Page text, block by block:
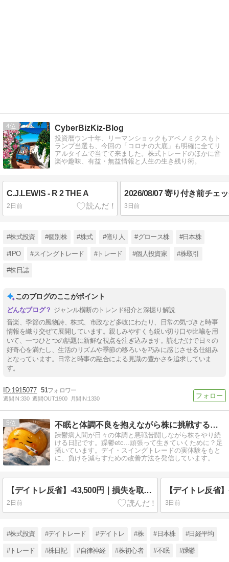
4 CyberBizKiz-Blog
投資暦ウン十年、リーマンショックもアベノミクスもト
ランプ当選も、今回の「コロナの大底」も明確に全てリ
アルタイムで当てて来ました。株式トレードのほかに音
楽や趣味、有益・無益情報と人生の生き残り術。
C.J.LEWIS - R 2 THE A
2日前
2026/08/07 寄り付き前チェ
3日前
#株式投資 #個別株 #株式 #億り人 #グロース株 #日本株
#IPO #スイングトレード #トレード #個人投資家 #株取引
#株日誌
このブログのここがポイント
ジャンル横断のトレンド紹介と深掘り解説
音楽、季節の風物詩、株式、市政など多岐にわたり、日常の気づきと時事
情報を織り交ぜて展開しています。親しみやすくも鋭い切り口や比喩を用
いて、一つひとつの話題に新鮮な視点を注ぎ込みます。読むだけで日々の
好奇心を満たし、生活のリズムや季節の移ろいを巧みに感じさせる仕組み
となっています。日常と時事の融合による見識の豊かさを追求していま
す。
1915077 51
週間IN:330 週間OUT:1900 月間IN:1330
5 不眠と体調不良を抱えながら株に挑戦する話 〜負け検証記録〜
躁鬱病人間が日々の体調と悪戦苦闘しながら株をやり続
ける日記です。躁鬱etc...頑張って生きていくために？足
掻いています。デイ・スイングトレードの実体験をもと
に、負けを減らすための改善方法を発信しています。
【デイトレ反省】-43,500円｜損失を取り戻そうとしてルールを破った日【負けた後こそ取引を止める】
2日前 3日前
#株式投資 #デイトレード #デイトレ #株 #日本株 #日経平均
#トレード #株日記 #自律神経 #株初心者 #不眠 #躁鬱